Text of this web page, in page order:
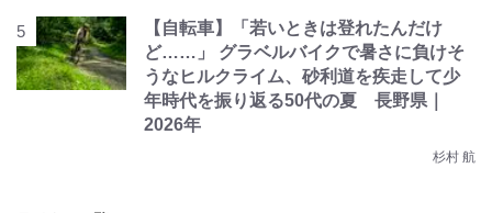
【自転車】「若いときは登れたんだけ
ど……」 グラベルバイクで暑さに負けそ
うなヒルクライム、砂利道を疾走して少
年時代を振り返る50代の夏 長野県｜
2026年
杉村 航